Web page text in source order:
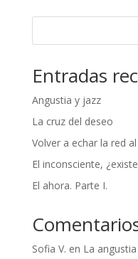
Entradas
Angustia y jazz
La cruz del deseo
Volver a echar la red
El inconsciente,
El ahora. Parte I.
Sofia V. en La